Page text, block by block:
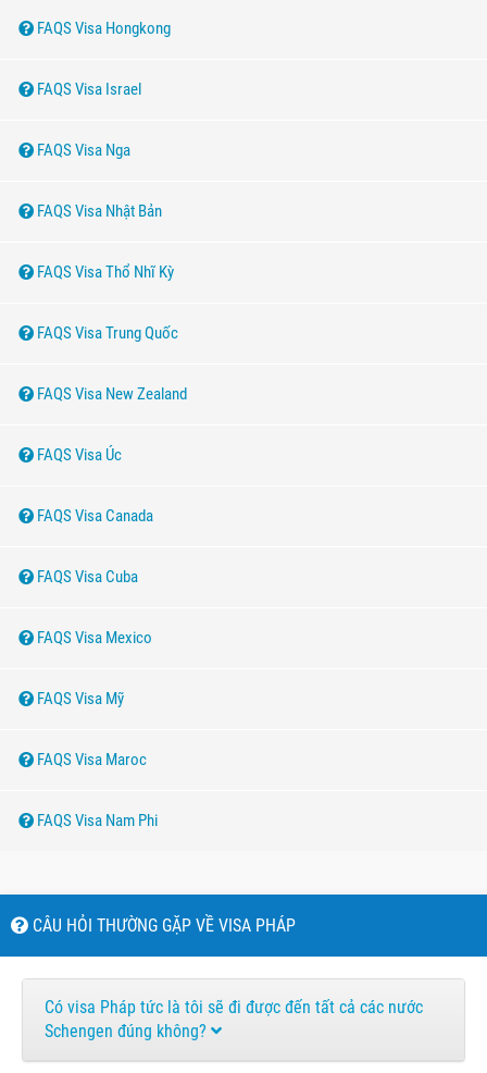
FAQS Visa Hongkong
FAQS Visa Israel
FAQS Visa Nga
FAQS Visa Nhật Bản
FAQS Visa Thổ Nhĩ Kỳ
FAQS Visa Trung Quốc
FAQS Visa New Zealand
FAQS Visa Úc
FAQS Visa Canada
FAQS Visa Cuba
FAQS Visa Mexico
FAQS Visa Mỹ
FAQS Visa Maroc
FAQS Visa Nam Phi
CÂU HỎI THƯỜNG GẶP VỀ VISA PHÁP
Có visa Pháp tức là tôi sẽ đi được đến tất cả các nước
Schengen đúng không?